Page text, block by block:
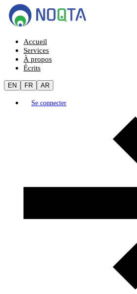
Accueil
Services
À propos
Écrits
EN FR AR
Se connecter